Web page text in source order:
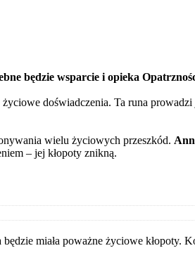
będzie wsparcie i opieka
doświadczenia. Ta runa
wielu życiowych przeszkód.
– jej kłopoty znikną.
miała poważne życiowe